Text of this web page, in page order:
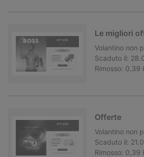
Le migliori
Volantino non
Scaduto il:
Rimosso: 0,39
Offerte
Volantino non
Scaduto il:
Rimosso: 0,39